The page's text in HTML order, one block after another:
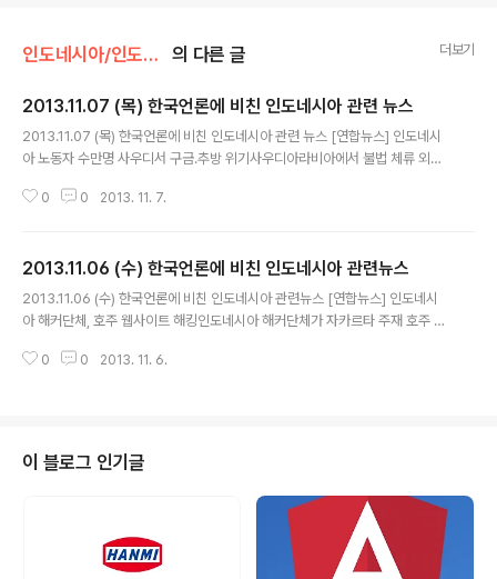
인도네시아/인도네시아 관련 뉴스 의 다른 글 더보기
2013.11.07 (목) 한국언론에 비친 인도네시아 관련 뉴스
2013.11.07 (목) 한국언론에 비친 인도네시아 관련 뉴스 [연합뉴스] 인도네시
아 노동자 수만명 사우디서 구금.추방 위기사우디아라비아에서 불법 체류 외국
거나 추방될 위기를 맞고 있다고 인도네시아 언론이 6일 보도했다.인도네시아
노력할 것"이라고 말했다.인도네시아 정부 기록상 사우디에 적법한 입국·거주
서류 없이 머무는 이주노동자는 7만3천600여명에 달하고 있다.사우디 정부의
이런 조치는 불법 체류 노동자 때문에 국내 실업문제가 심각해져 가고 있다는
0 0 2013. 11. 7.
2013.11.06 (수) 한국언론에 비친 인도네시아 관련뉴스
2013.11.06 (수) 한국언론에 비친 인도네시아 관련뉴스 [연합뉴스] 인도네시
아 해커단체, 호주 웹사이트 해킹인도네시아 해커단체가 자카르타 주재 호주 대
다고 인도네시아 언론이 4일 보도했다.표현의 자유를 옹호하는 해커단체라고
스'가 상징처럼 사용하는 가이 포크스의 가면 사진과 함께 "인도네시아에 대한
스파이 활동을 중단하라'는 문구가 뜬다. [연합뉴스] 인니 외무장관 "스파이행
0 0 2013. 11. 6.
이 블로그 인기글